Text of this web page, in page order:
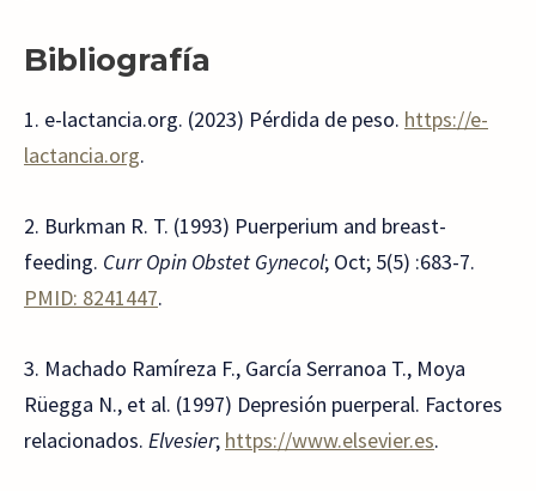
Bibliografía
1. e-lactancia.org. (2023) Pérdida de peso. https://e-
lactancia.org.
2. Burkman R. T. (1993) Puerperium and breast-
feeding. Curr Opin Obstet Gynecol; Oct; 5(5) :683-7.
PMID: 8241447.
3. Machado Ramíreza F., García Serranoa T., Moya
Rüegga N., et al. (1997) Depresión puerperal. Factores
relacionados. Elvesier; https://www.elsevier.es.